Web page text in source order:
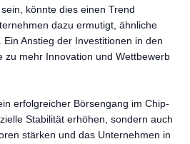
könnte dies einen Trend
dazu ermutigt, ähnliche
Anstieg der Investitionen in den
zu mehr Innovation und Wettbewerb
erfolgreicher Börsengang im Chip-
Stabilität erhöhen, sondern auch
stärken und das Unternehmen in